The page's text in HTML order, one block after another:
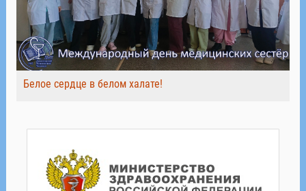
Белое сердце в белом халате!